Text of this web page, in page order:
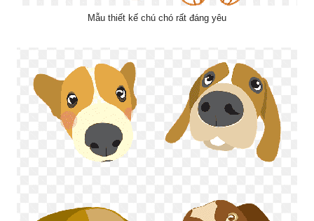
Mẫu thiết kế chú chó rất đáng yêu